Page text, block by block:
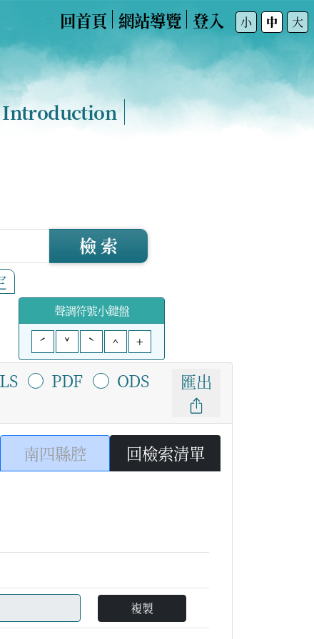
回首頁 網站導覽 登入 小 中 大
Introduction
檢 索
聲調符號小鍵盤
ˊ
ˇ ˋ ^ +
PDF ODS 匯出
南四縣腔 回檢索清單
複製